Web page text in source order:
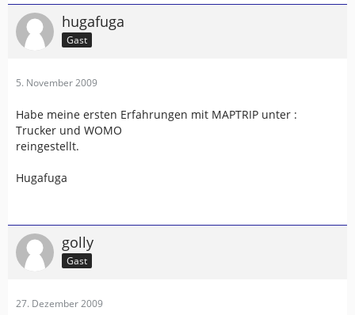
hugafuga
Gast
5. November 2009
Habe meine ersten Erfahrungen mit MAPTRIP unter :
Trucker und WOMO
reingestellt.
Hugafuga
golly
Gast
27. Dezember 2009